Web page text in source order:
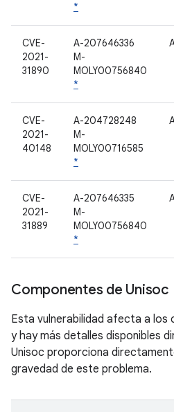
*
CVE-
2021-
31890
A-207646336
M-
MOLY00756840
*
CVE-
2021-
40148
A-204728248
M-
MOLY00716585
*
CVE-
2021-
31889
A-207646335
M-
MOLY00756840
*
Componentes de Unisoc
Esta vulnerabilidad afecta a los
y hay más detalles disponibles
Unisoc proporciona
gravedad de este problema.